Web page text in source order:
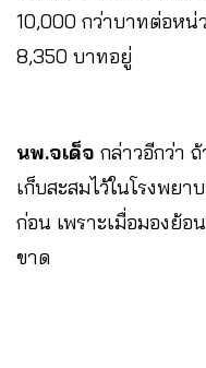
10,000 กว่าบาทต่อหน่
8,350 บาทอยู่
นพ.จเด็จ กล่าวอีกว่า
เก็บสะสมไว้ในโรงพยา
ก่อน เพราะเมื่อมองย้
ขาด